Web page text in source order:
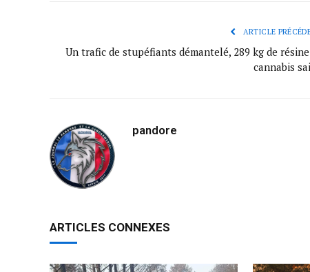
ARTICLE
Un trafic de stupéfiants démantelé, 289 kg de
cannabis
pandore
ARTICLES CONNEXES